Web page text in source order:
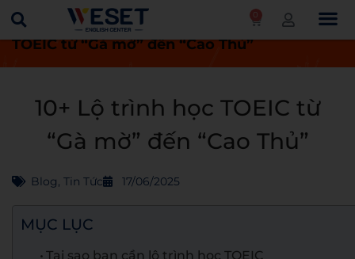
0
Trang chủ Tin tức
10+ Lộ trình học
TOEIC từ “Gà mờ” đến “Cao Thủ”
10+ Lộ trình học TOEIC từ
“Gà mờ” đến “Cao Thủ”
Blog, Tin Tức 17/06/2025
MỤC LỤC
Tại sao bạn cần lộ trình học TOEIC